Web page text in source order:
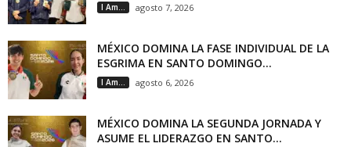
I Am... agosto 7, 2026
MÉXICO DOMINA LA FASE INDIVIDUAL DE LA
ESGRIMA EN SANTO DOMINGO...
I Am... agosto 6, 2026
MÉXICO DOMINA LA SEGUNDA JORNADA Y
ASUME EL LIDERAZGO EN SANTO...